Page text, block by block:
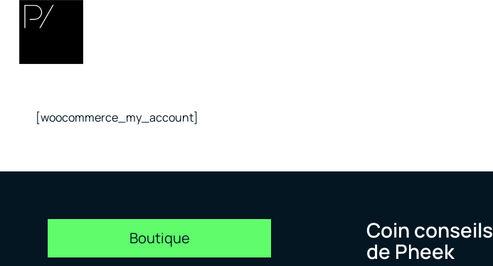
[woocommerce_my_account]
Boutique Coin conseils
de Pheek